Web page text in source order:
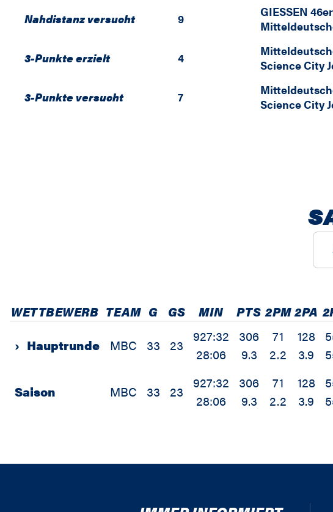
Nahdistanz versucht 9 GIESSEN
3-Punkte erzielt 4
Science City
3-Punkte versucht 7
Science City
WETTBEWERB TEAM G GS MIN PTS 2PM2PA
› Hauptrunde MBC 33 23
927:32
28:06
306
9.3
71
2.2
128
3.9
Saison MBC 33 23
927:32
28:06
306
9.3
71
2.2
128
3.9